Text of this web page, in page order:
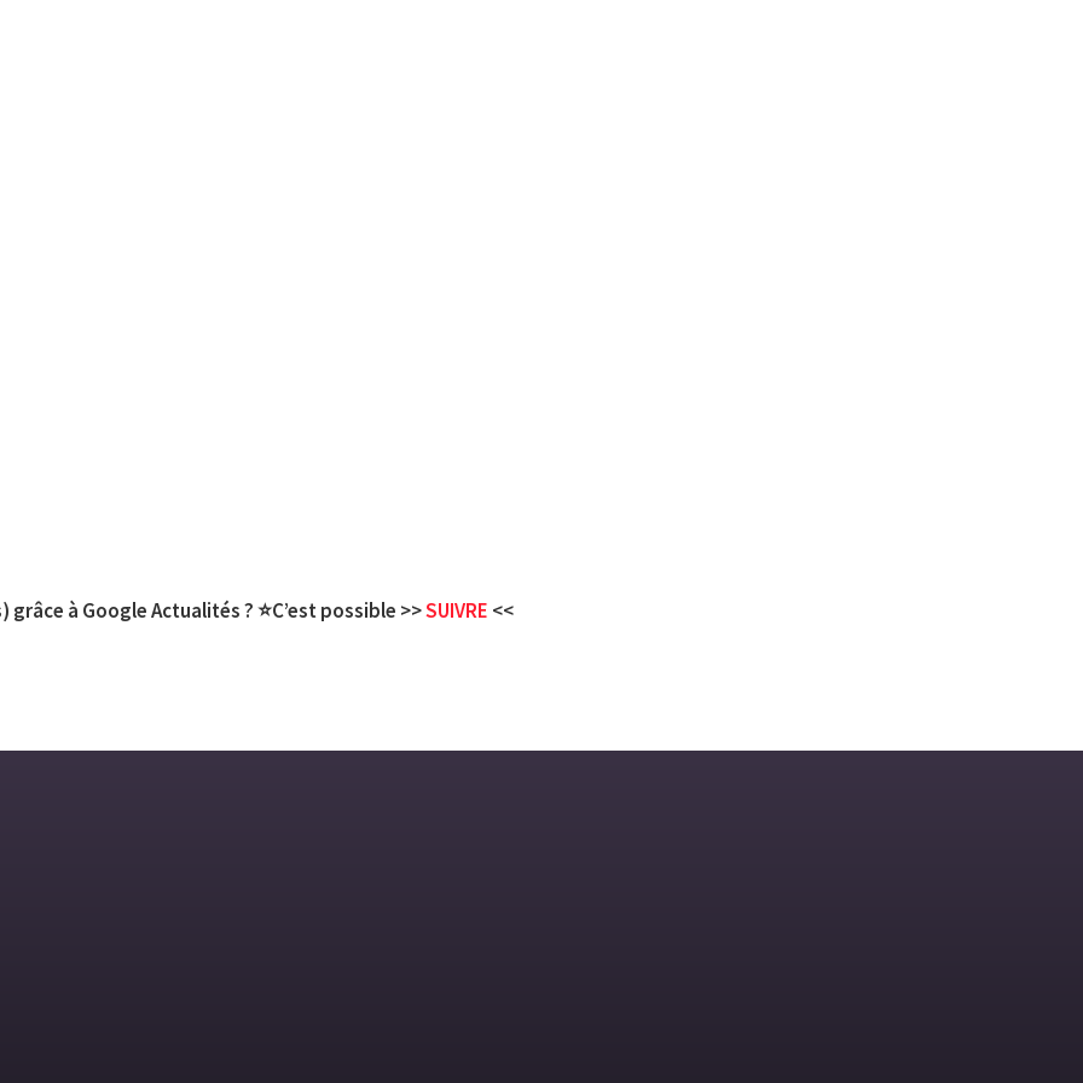
à Google Actualités ? ⭐C’est possible >>SUIVRE <<